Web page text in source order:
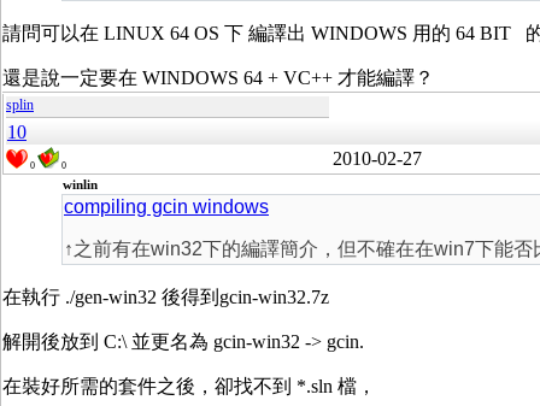
請問可以在 LINUX 64 OS 下 編譯出 WINDOWS 用的 64 BIT
還是說一定要在 WINDOWS 64 + VC++ 才能編譯？
splin
10
0 0 2010-02-27
winlin
compiling gcin windows
↑之前有在win32下的編譯簡介，但不確在在win7下能否
在執行 ./gen-win32 後得到gcin-win32.7z
解開後放到 C:\ 並更名為 gcin-win32 -> gcin.
在裝好所需的套件之後，卻找不到 *.sln 檔，